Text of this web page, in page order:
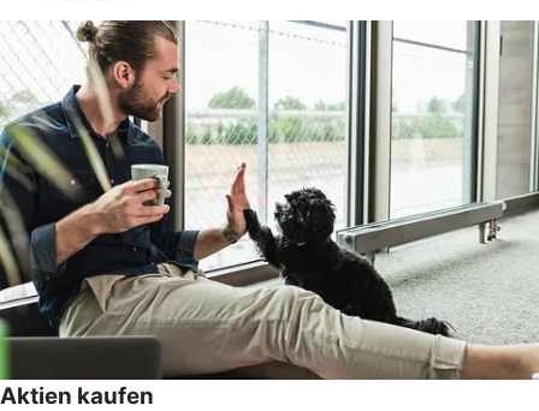
Aktien kaufen